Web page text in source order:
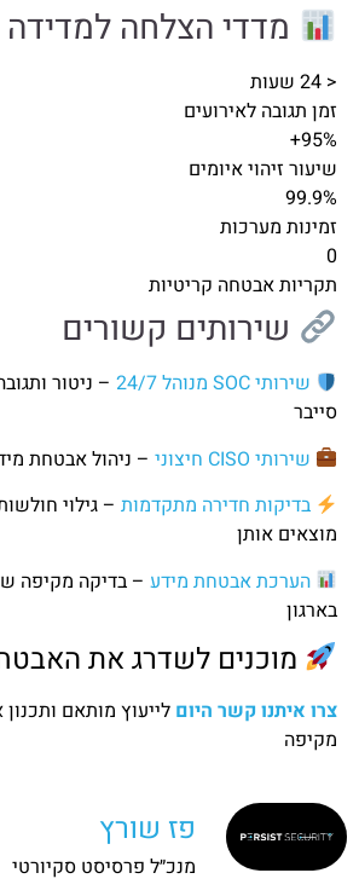
מדדי הצלחה למדידה
< 24 שעות
זמן תגובה לאירועים
95%+
שיעור זיהוי איומים
99.9%
זמינות מערכות
0
תקריות אבטחה קריטיות
שירותים קשורים
שירותי SOC מנוהל 24/7
– ניטור
סייבר
שירותי CISO חיצוני
– ניהול אבטחת
בדיקות חדירה מתקדמות – גילוי
מוצאים אותן
הערכת אבטחת מידע – בדיקה מקיפה
בארגון
מוכנים לשדרג את
צרו איתנו קשר היום לייעוץ מותאם
מקיפה
פז שורץ
מנכ״ל פרסיסט סקיורטי